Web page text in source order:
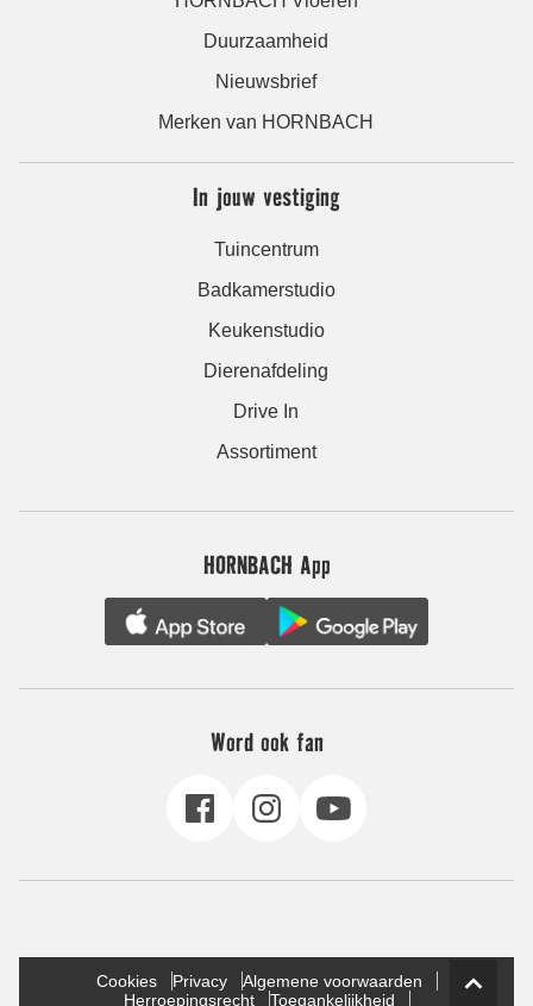
Duurzaamheid
Nieuwsbrief
Merken van HORNBACH
In jouw vestiging
Tuincentrum
Badkamerstudio
Keukenstudio
Dierenafdeling
Drive In
Assortiment
HORNBACH App
Word ook fan
Cookies Privacy
Algemene voorwaarden
Herroepingsrecht
Toegankelijkheid